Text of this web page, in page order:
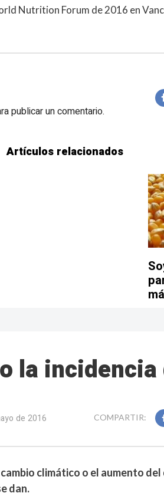
Nutrition Forum de 2016 en
publicar un comentario.
Artículos relacionados
la
de 2016 COMPARTIR:
climático o el aumento
dan.